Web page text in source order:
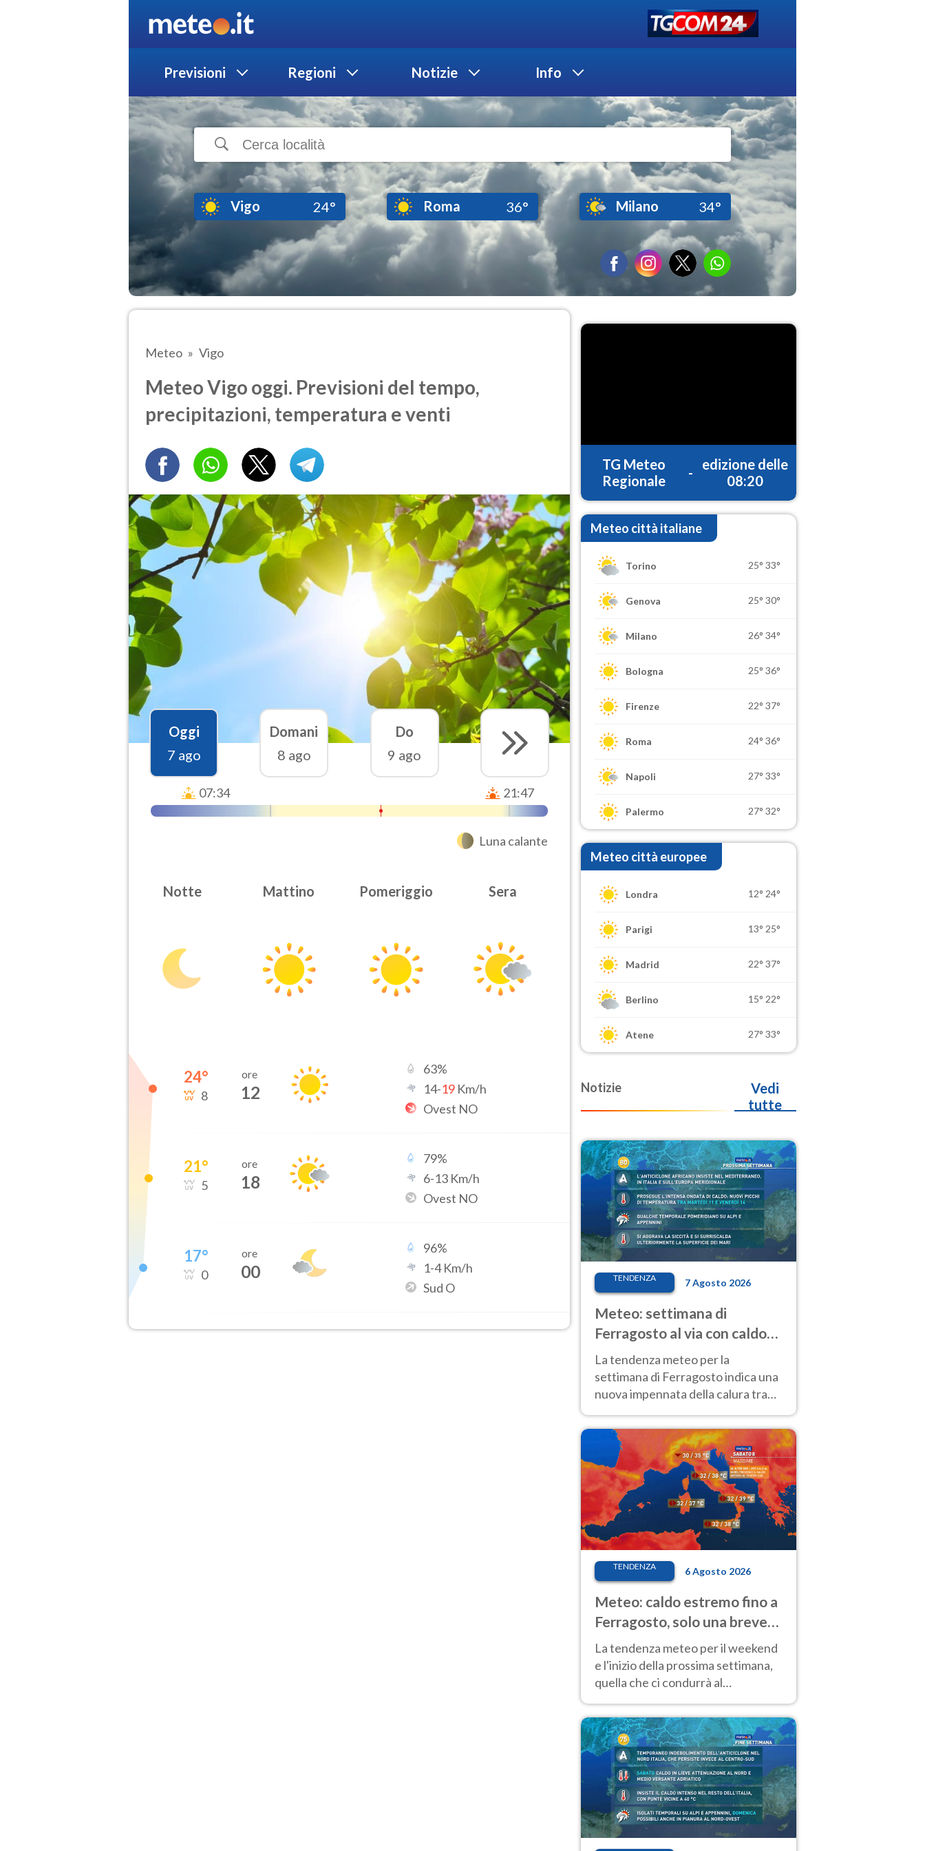
Previsioni Regioni Notizie Info
Vigo 24° Roma 36° Milano 34°
Meteo Vigo
Meteo Vigo oggi. Previsioni del tempo,
precipitazioni, temperatura e venti
Oggi
7 ago
Domani
8 ago
Do
9 ago
07:34 21:47
Luna calante
Notte Mattino Pomeriggio Sera
24°
8
ore
12
63%
14-19 Km/h
Ovest NO
21°
5
ore
18
79%
6-13 Km/h
Ovest NO
17°
0
ore
00
96%
1-4Km/h
Sud O
TG Meteo
Regionale
-
edizione delle
08:20
Meteo città italiane
Torino 25° 33°
Genova 25° 30°
Milano 26° 34°
Bologna 25° 36°
Firenze 22° 37°
Roma 24° 36°
Napoli 27° 33°
Palermo 27° 32°
Meteo città europee
Londra 12° 24°
Parigi 13° 25°
Madrid 22° 37°
Berlino 15° 22°
Atene 27° 33°
Notizie
Vedi
tutte
TENDENZA 7 Agosto 2026
Meteo: settimana di
Ferragosto al via con caldo
intenso e qualche temporale
La tendenza meteo per la
settimana di Ferragosto indica una
nuova impennata della calura tra
anche al Nord.
TENDENZA 6 Agosto 2026
Meteo: caldo estremo fino a
Ferragosto, solo una breve
pausa. Ecco dove
La tendenza meteo per il weekend
e l'inizio della prossima settimana,
quella che ci condurrà al
temperature molto elevate